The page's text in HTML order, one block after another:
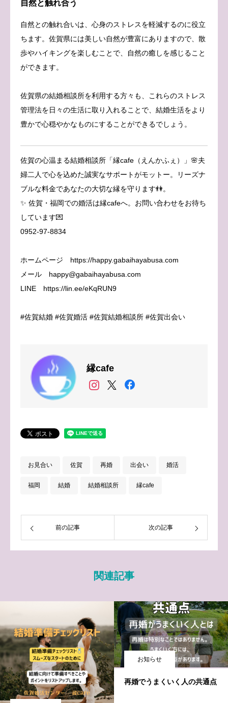
自然と触れ合う
自然との触れ合いは、心身のストレスを軽減するのに役立
ちます。佐賀県には美しい自然が豊富にありますので、散
歩やハイキングを楽しむことで、自然の癒しを感じること
ができます。
佐賀県の結婚相談所を利用する方々も、これらのストレス
管理法を日々の生活に取り入れることで、結婚生活をより
豊かで心穏やかなものにすることができるでしょう。
佐賀の心温まる結婚相談所「縁cafe（えんかふぇ）」🌸夫
婦二人で心を込めた誠実なサポートがモットー。リーズナ
ブルな料金であなたの大切な縁を守ります👫。
✨ 佐賀・福岡での婚活は縁cafeへ。お問い合わせをお待ち
しています💌
0952-97-8834
ホームページ https://happy.gabaihayabusa.com
メール happy@gabaihayabusa.com
LINE https://lin.ee/eKqRUN9
#佐賀結婚 #佐賀婚活 #佐賀結婚相談所 #佐賀出会い
縁cafe
お見合い 佐賀 再婚 出会い 婚活
福岡 結婚 結婚相談所 縁cafe
前の記事 次の記事
関連記事
お知らせ
再婚でうまくいく人の共通点